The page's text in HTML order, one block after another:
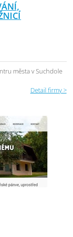
města v Suchdole
Detail firmy >